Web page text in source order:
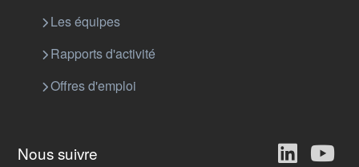
Les équipes
Rapports d'activité
Offres d'emploi
Nous suivre